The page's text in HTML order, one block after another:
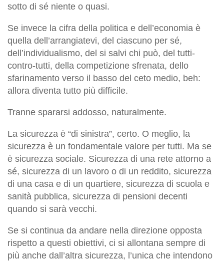
sotto di sé niente o quasi.
Se invece la cifra della politica e dell’economia è
quella dell’arrangiatevi, del ciascuno per sé,
dell’individualismo, del si salvi chi può, del tutti-
contro-tutti, della competizione sfrenata, dello
sfarinamento verso il basso del ceto medio, beh:
allora diventa tutto più difficile.
Tranne spararsi addosso, naturalmente.
La sicurezza è “di sinistra”, certo. O meglio, la
sicurezza è un fondamentale valore per tutti. Ma se
è sicurezza sociale. Sicurezza di una rete attorno a
sé, sicurezza di un lavoro o di un reddito, sicurezza
di una casa e di un quartiere, sicurezza di scuola e
sanità pubblica, sicurezza di pensioni decenti
quando si sarà vecchi.
Se si continua da andare nella direzione opposta
rispetto a questi obiettivi, ci si allontana sempre di
più anche dall’altra sicurezza, l’unica che intendono